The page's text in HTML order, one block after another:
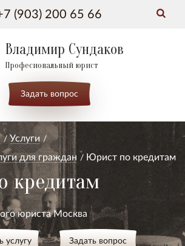
(903) 200 65 66
Владимир Сундаков
Професиональный юрист
Задать вопрос
Услуги
для граждан
Юрист по кредитам
кредитам
юриста Москва
услугу Задать вопрос